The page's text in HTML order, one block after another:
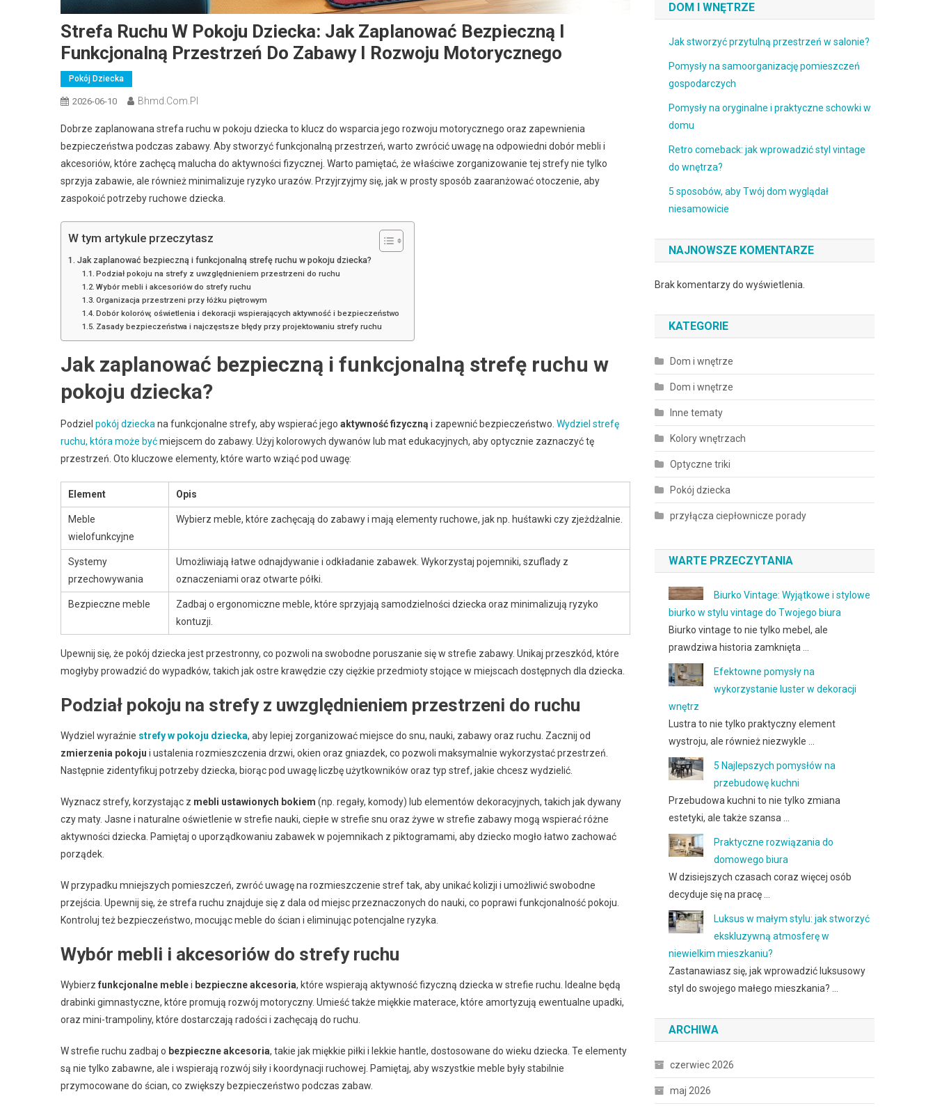
Strefa Ruchu W Pokoju Dziecka: Jak Zaplanować Bezpieczną I
Funkcjonalną Przestrzeń Do Zabawy I Rozwoju Motorycznego
Pokój Dziecka
2026-06-10 Bhmd.com.pl
Dobrze zaplanowana strefa ruchu w pokoju dziecka to klucz do wsparcia jego rozwoju motorycznego oraz zapewnienia
bezpieczeństwa podczas zabawy. Aby stworzyć funkcjonalną przestrzeń, warto zwrócić uwagę na odpowiedni dobór mebli i
akcesoriów, które zachęcą malucha do aktywności fizycznej. Warto pamiętać, że właściwe zorganizowanie tej strefy nie tylko
sprzyja zabawie, ale również minimalizuje ryzyko urazów. Przyjrzyjmy się, jak w prosty sposób zaaranżować otoczenie, aby
zaspokoić potrzeby ruchowe dziecka.
W tym artykule przeczytasz
Jak zaplanować bezpieczną i funkcjonalną strefę ruchu w pokoju dziecka?
Podział pokoju na strefy z uwzględnieniem przestrzeni do ruchu
Wybór mebli i akcesoriów do strefy ruchu
Organizacja przestrzeni przy łóżku piętrowym
Dobór kolorów, oświetlenia i dekoracji wspierających aktywność i bezpieczeństwo
Zasady bezpieczeństwa i najczęstsze błędy przy projektowaniu strefy ruchu
Jak zaplanować bezpieczną i funkcjonalną strefę ruchu w
pokoju dziecka?
Podziel pokój dzieckana funkcjonalne strefy, aby wspierać jego aktywność fizyczną i zapewnić bezpieczeństwo. Wydziel strefę
ruchu, która może byćmiejscem do zabawy. Użyj kolorowych dywanów lub mat edukacyjnych, aby optycznie zaznaczyć tę
przestrzeń. Oto kluczowe elementy, które warto wziąć pod uwagę:
Element Opis
Meble
wielofunkcyjne
Wybierz meble, które zachęcają do zabawy i mają elementy ruchowe, jak np. huśtawki czy zjeżdżalnie.
Systemy
przechowywania
Umożliwiają łatwe odnajdywanie i odkładanie zabawek. Wykorzystaj pojemniki, szuflady z
oznaczeniami oraz otwarte półki.
Bezpieczne meble
Zadbaj o ergonomiczne meble, które sprzyjają samodzielności dziecka oraz minimalizują ryzyko
kontuzji.
Upewnij się, że pokój dziecka jest przestronny, co pozwoli na swobodne poruszanie się w strefie zabawy. Unikaj przeszkód, które
mogłyby prowadzić do wypadków, takich jak ostre krawędzie czy ciężkie przedmioty stojące w miejscach dostępnych dla dziecka.
Podział pokoju na strefy z uwzględnieniem przestrzeni do ruchu
Wydziel wyraźnie strefy w pokoju dziecka, aby lepiej zorganizować miejsce do snu, nauki, zabawy oraz ruchu. Zacznij od
zmierzenia pokoju i ustalenia rozmieszczenia drzwi, okien oraz gniazdek, co pozwoli maksymalnie wykorzystać przestrzeń.
Następnie zidentyfikuj potrzeby dziecka, biorąc pod uwagę liczbę użytkowników oraz typ stref, jakie chcesz wydzielić.
Wyznacz strefy, korzystając z mebli ustawionych bokiem (np. regały, komody) lub elementów dekoracyjnych, takich jak dywany
czy maty. Jasne i naturalne oświetlenie w strefie nauki, ciepłe w strefie snu oraz żywe w strefie zabawy mogą wspierać różne
aktywności dziecka. Pamiętaj o uporządkowaniu zabawek w pojemnikach z piktogramami, aby dziecko mogło łatwo zachować
porządek.
W przypadku mniejszych pomieszczeń, zwróć uwagę na rozmieszczenie stref tak, aby unikać kolizji i umożliwić swobodne
przejścia. Upewnij się, że strefa ruchu znajduje się z dala od miejsc przeznaczonych do nauki, co poprawi funkcjonalność pokoju.
Kontroluj też bezpieczeństwo, mocując meble do ścian i eliminując potencjalne ryzyka.
Wybór mebli i akcesoriów do strefy ruchu
Wybierz funkcjonalne meblei bezpieczne akcesoria, które wspierają aktywność fizyczną dziecka w strefie ruchu. Idealne będą
drabinki gimnastyczne, które promują rozwój motoryczny. Umieść także miękkie materace, które amortyzują ewentualne upadki,
oraz mini-trampoliny, które dostarczają radości i zachęcają do ruchu.
W strefie ruchu zadbaj o bezpieczne akcesoria, takie jak miękkie piłki i lekkie hantle, dostosowane do wieku dziecka. Te elementy
są nie tylko zabawne, ale i wspierają rozwój siły i koordynacji ruchowej. Pamiętaj, aby wszystkie meble były stabilnie
przymocowane do ścian, co zwiększy bezpieczeństwo podczas zabaw.
DOM I WNĘTRZE
Jak stworzyć przytulną przestrzeń w salonie?
Pomysły na samoorganizację pomieszczeń
gospodarczych
Pomysły na oryginalne i praktyczne schowki w
domu
Retro comeback: jak wprowadzić styl vintage
do wnętrza?
5 sposobów, aby Twój dom wyglądał
niesamowicie
NAJNOWSZE KOMENTARZE
Brak komentarzy do wyświetlenia.
KATEGORIE
Dom i wnętrze
Dom i wnętrze
Inne tematy
Kolory wnętrzach
Optyczne triki
Pokój dziecka
przyłącza ciepłownicze porady
WARTE PRZECZYTANIA
Biurko Vintage: Wyjątkowe i stylowe
biurko w stylu vintage do Twojego biura
Biurko vintage to nie tylko mebel, ale
prawdziwa historia zamknięta …
Efektowne pomysły na
wykorzystanie luster w dekoracji
wnętrz
Lustra to nie tylko praktyczny element
wystroju, ale również niezwykle …
5 Najlepszych pomysłów na
przebudowę kuchni
Przebudowa kuchni to nie tylko zmiana
estetyki, ale także szansa …
Praktyczne rozwiązania do
domowego biura
W dzisiejszych czasach coraz więcej osób
decyduje się na pracę …
Luksus w małym stylu: jak stworzyć
ekskluzywną atmosferę w
niewielkim mieszkaniu?
Zastanawiasz się, jak wprowadzić luksusowy
styl do swojego małego mieszkania? …
ARCHIWA
czerwiec 2026
maj 2026